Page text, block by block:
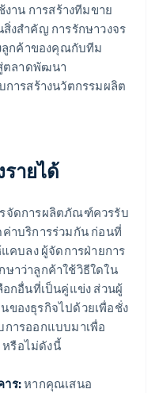
าน การสร้างทีมขาย
งสำคัญ การรักษาวงจร
ลูกค้าของคุณกับทีม
ตลาดพัฒนา
ารสร้างนวัตกรรมผลิต
ายได้
จัดการผลิตภัณฑ์ควรรับ
าบริการร่วมกัน ก่อนที่
คบลง ผู้จัดการฝ่ายการ
าว่าลูกค้าใช้วิธีใดใน
กอื่นที่เป็นคู่แข่ง ส่วนผู้
องธุรกิจไปด้วยเพื่อชั่ง
ารออกแบบมาเพื่อ
หรือไม่ดังนี้
าร:หากคุณเสนอ